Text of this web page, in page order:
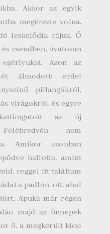
Akkor az egyik
megérezte volna,
leskelődik rájuk. Ő
csendben, óvatosan
Azon az
álmodott: erdei
pillangókról,
virágokról, és egyre
az új
Felébredvén nem
Amikor azonban
hallotta, amint
reggel itt találtam
a padlón, ott, ahol
Apuka már régen
majd az ünnepek
ő, a megkerült kicsi